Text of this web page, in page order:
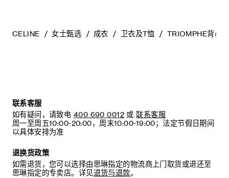
CELINE 女士甄选 成衣 卫衣及T恤 TRIOMPHE背心
联系客服
如有疑问，请致电 400 690 0012 或 联系客服
周一至周五10:00-20:00，周末10:00-19:00；法定节假日期间
以具体安排为准
退换货政策
如需退货，您可以选择由思琳指定的物流商上门取货或退还至
思琳指定的专卖店。详见退货与退款。